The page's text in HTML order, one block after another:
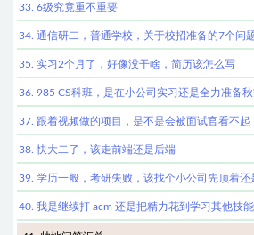
33. 6级究竟重不重要
34. 通信研二，普通学校，关于校招准备的7个问
35. 实习2个月了，好像没干啥，简历该怎么写
36. 985 CS科班，是在小公司实习还是全力准备秋
37. 跟着视频做的项目，是不是会被面试官看不起
38. 快大二了，该走前端还是后端
39. 学历一般，考研失败，该找个小公司先顶着还
40. 我是继续打 acm 还是把精力花到学习其他技能